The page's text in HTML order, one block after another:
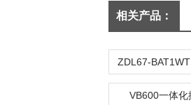
相关产品：
VB600一体化